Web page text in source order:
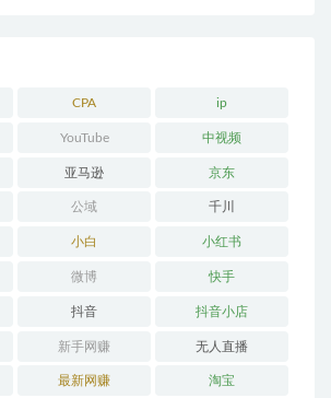
CPA ip
YouTube 中视频
亚马逊 京东
公域 千川
小白 小红书
微博 快手
抖音 抖音小店
新手网赚 无人直播
最新网赚 淘宝